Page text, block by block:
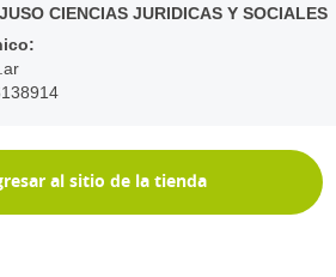
CIENCIAS JURIDICAS Y SOCIALES
:
al sitio de la tienda